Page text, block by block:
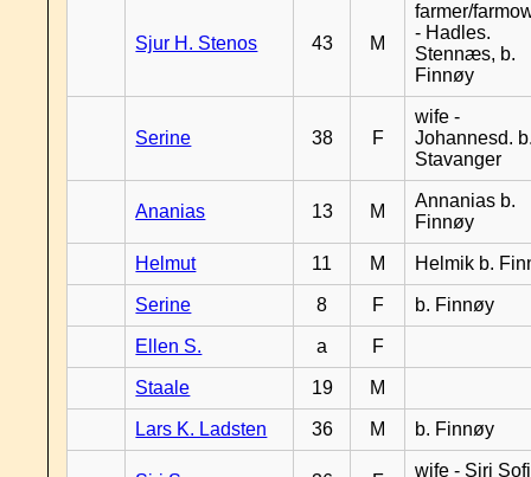
Sjur H. Stenos 43 M
farmer/
- Hadles.
Stennæs, b.
Finnøy
Serine 38 F
wife -
Johannesd.
Stavanger
Ananias 13 M
Annanias b.
Finnøy
Helmut 11 M Helmik b.
Serine 8 F b. Finnøy
Ellen S. a F
Staale 19 M
Lars K. Ladsten 36 M b. Finnøy
wife - Siri